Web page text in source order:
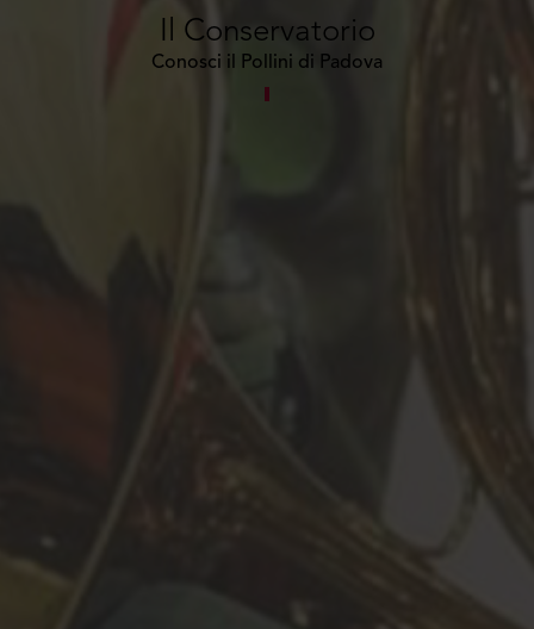
Il Conservatorio
Conosci il Pollini di Padova